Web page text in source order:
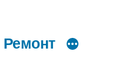
Ремонт